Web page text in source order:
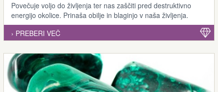
Povečuje voljo do življenja ter nas zaščiti pred destruktivno
energijo okolice. Prinaša obilje in blaginjo v naša življenja.
› PREBERI VEČ